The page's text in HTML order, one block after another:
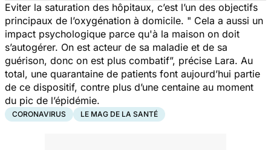
Eviter la saturation des hôpitaux, c’est l’un des objectifs
principaux de l’oxygénation à domicile. " Cela a aussi un
impact psychologique parce qu'à la maison on doit
s’autogérer. On est acteur de sa maladie et de sa
guérison, donc on est plus combatif”, précise Lara. Au
total, une quarantaine de patients font aujourd’hui partie
de ce dispositif, contre plus d’une centaine au moment
du pic de l’épidémie.
CORONAVIRUS LE MAG DE LA SANTÉ